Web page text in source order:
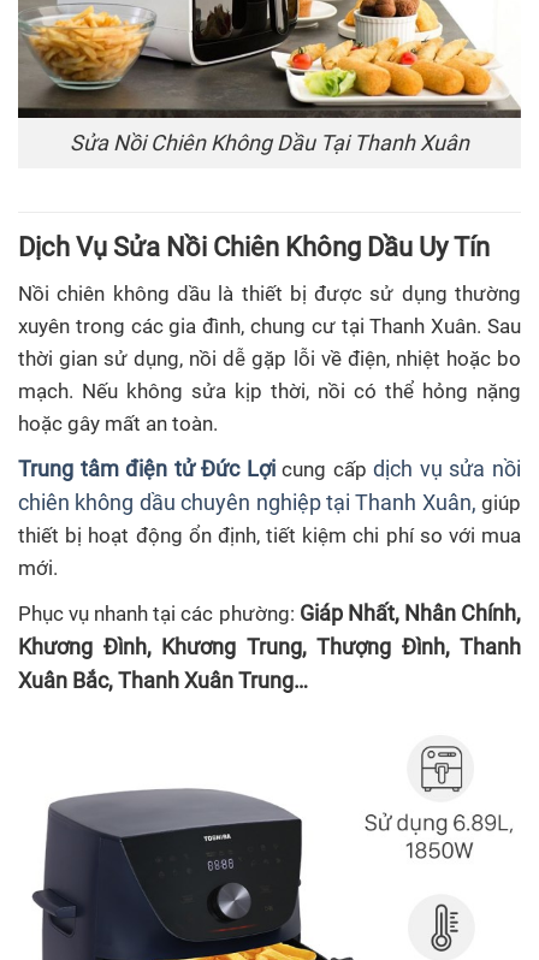
Sửa Nồi Chiên Không Dầu Tại Thanh Xuân
Dịch Vụ Sửa Nồi Chiên Không Dầu Uy Tín
Nồi chiên không dầu là thiết bị được sử dụng thường
xuyên trong các gia đình, chung cư tại Thanh Xuân. Sau
thời gian sử dụng, nồi dễ gặp lỗi về điện, nhiệt hoặc bo
mạch. Nếu không sửa kịp thời, nồi có thể hỏng nặng
hoặc gây mất an toàn.
Trung tâm điện tử Đức Lợicung cấpdịch vụ sửa nồi
chiên không dầu chuyên nghiệp tại Thanh Xuân, giúp
thiết bị hoạt động ổn định, tiết kiệm chi phí so với mua
mới.
Phục vụ nhanh tại các phường: Giáp Nhất, Nhân Chính,
Khương Đình, Khương Trung, Thượng Đình, Thanh
Xuân Bắc, Thanh Xuân Trung…